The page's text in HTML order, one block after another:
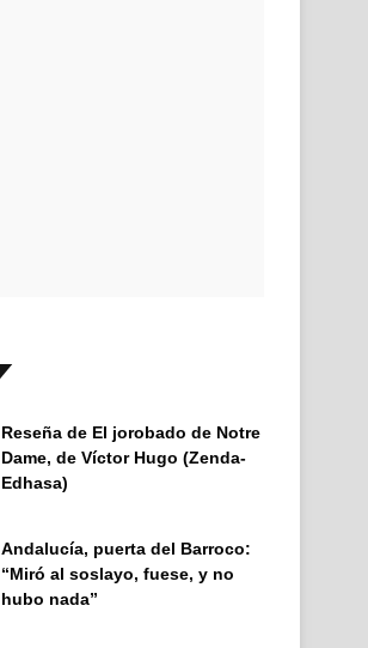
Reseña de El jorobado de Notre
Dame, de Víctor Hugo (Zenda-
Edhasa)
Andalucía, puerta del Barroco:
“Miró al soslayo, fuese, y no
hubo nada”